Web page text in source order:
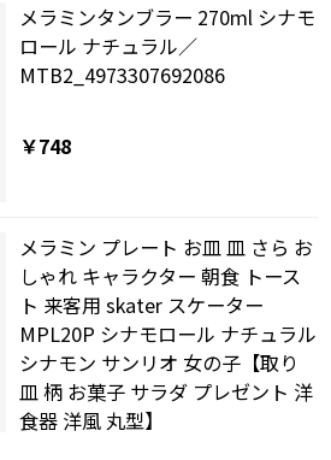
メラミンタンブラー 270ml シナモ
ロール ナチュラル／
MTB2_4973307692086
￥748
メラミン プレート お皿 皿 さら お
しゃれ キャラクター 朝食 トース
ト 来客用 skater スケーター
MPL20P シナモロール ナチュラル
シナモン サンリオ 女の子【取り
皿 柄 お菓子 サラダ プレゼント 洋
食器 洋風 丸型】